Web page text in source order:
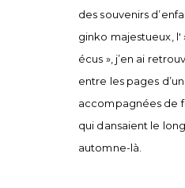
des souvenirs
ginko majestueux, l'
écus », j’en ai
entre les pages
accompagnées de
qui dansaient le
automne-là.